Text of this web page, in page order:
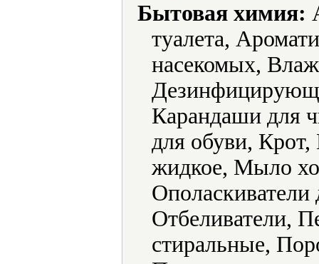
Бытовая химия:
туалета,
насекомых,
Карандаши для
для обуви,
жидкое, Мыло
Ополаскиватели
Отбеливатели,
стиральные,